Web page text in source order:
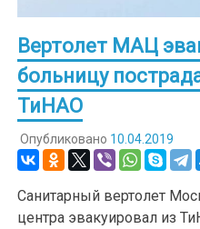
Вертолет МАЦ
больницу
ТиНАО
Опубликовано 10.04.2019
Санитарный вертолет
центра эвакуировал из